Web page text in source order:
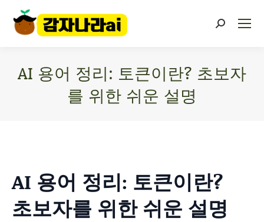
AI 용어 정리: 토큰이란? 초보자
를 위한 쉬운 설명
AI 용어 정리: 토큰이란?
초보자를 위한 쉬운 설명